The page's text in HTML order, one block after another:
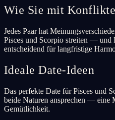
Wie Sie mit
Jedes Paar hat
Pisces und Scorpio streiten —
entscheidend für langfristige
Ideale Date-Ideen
Das perfekte Date für Pisces und
beide Naturen ansprechen — eine
Gemütlichkeit.